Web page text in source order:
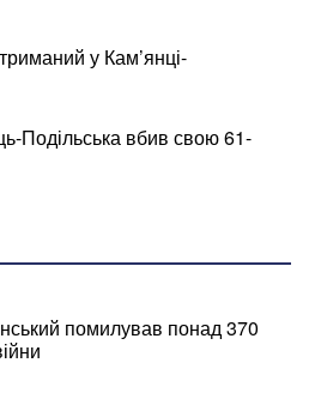
у Кам’янці-
Подільська вбив свою 61-
помилував понад 370